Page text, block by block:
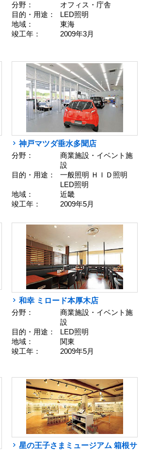
分野：
オフィス・庁舎
目的・用途：
LED照明
地域：
東海
竣工年：
2009年3月
神戸マツダ垂水多聞店
分野：
商業施設・イベント施
設
目的・用途：
一般照明 ＨＩＤ照明
LED照明
地域：
近畿
竣工年：
2009年5月
和幸 ミロード本厚木店
分野：
商業施設・イベント施
設
目的・用途：
LED照明
地域：
関東
竣工年：
2009年5月
星の王子さまミュージアム 箱根サ